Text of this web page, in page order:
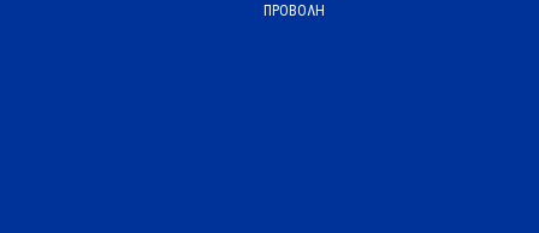
ΠΡΟΒΟΛΗ